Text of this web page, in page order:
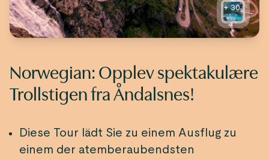
+30
Norwegian: Opplev spektakulære
Trollstigen fra Åndalsnes!
Diese Tour lädt Sie zu einem Ausflug zu
einem der atemberaubendsten